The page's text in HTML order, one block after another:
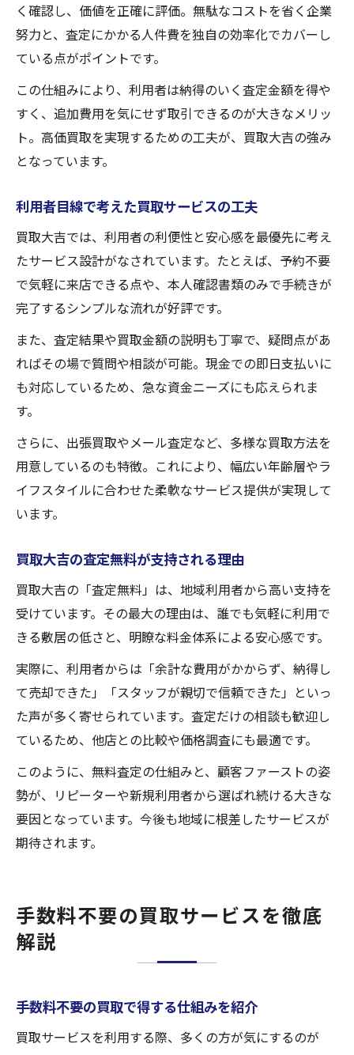
く確認し、価値を正確に評価。無駄なコストを省く企業
努力と、査定にかかる人件費を独自の効率化でカバーし
ている点がポイントです。
この仕組みにより、利用者は納得のいく査定金額を得や
すく、追加費用を気にせず取引できるのが大きなメリッ
ト。高価買取を実現するための工夫が、買取大吉の強み
となっています。
利用者目線で考えた買取サービスの工夫
買取大吉では、利用者の利便性と安心感を最優先に考え
たサービス設計がなされています。たとえば、予約不要
で気軽に来店できる点や、本人確認書類のみで手続きが
完了するシンプルな流れが好評です。
また、査定結果や買取金額の説明も丁寧で、疑問点があ
ればその場で質問や相談が可能。現金での即日支払いに
も対応しているため、急な資金ニーズにも応えられま
す。
さらに、出張買取やメール査定など、多様な買取方法を
用意しているのも特徴。これにより、幅広い年齢層やラ
イフスタイルに合わせた柔軟なサービス提供が実現して
います。
買取大吉の査定無料が支持される理由
買取大吉の「査定無料」は、地域利用者から高い支持を
受けています。その最大の理由は、誰でも気軽に利用で
きる敷居の低さと、明瞭な料金体系による安心感です。
実際に、利用者からは「余計な費用がかからず、納得し
て売却できた」「スタッフが親切で信頼できた」といっ
た声が多く寄せられています。査定だけの相談も歓迎し
ているため、他店との比較や価格調査にも最適です。
このように、無料査定の仕組みと、顧客ファーストの姿
勢が、リピーターや新規利用者から選ばれ続ける大きな
要因となっています。今後も地域に根差したサービスが
期待されます。
手数料不要の買取サービスを徹底
解説
手数料不要の買取で得する仕組みを紹介
買取サービスを利用する際、多くの方が気にするのが